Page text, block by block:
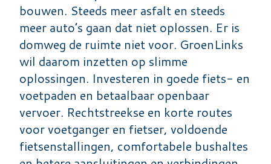
bouwen. Steeds meer asfalt en steeds
meer auto’s gaan dat niet oplossen. Er is
domweg de ruimte niet voor. GroenLinks
wil daarom inzetten op slimme
oplossingen. Investeren in goede fiets- en
voetpaden en betaalbaar openbaar
vervoer. Rechtstreekse en korte routes
voor voetganger en fietser, voldoende
fietsenstallingen, comfortabele bushaltes